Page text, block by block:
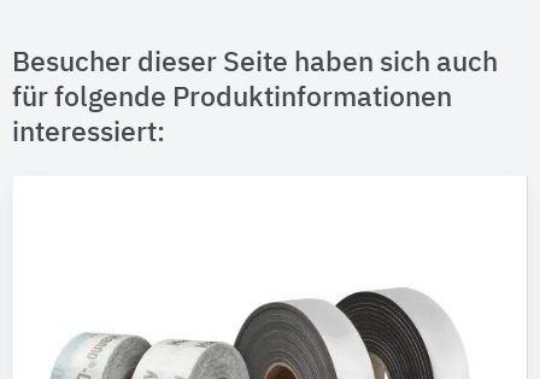
Besucher dieser Seite haben sich auch
für folgende Produktinformationen
interessiert: